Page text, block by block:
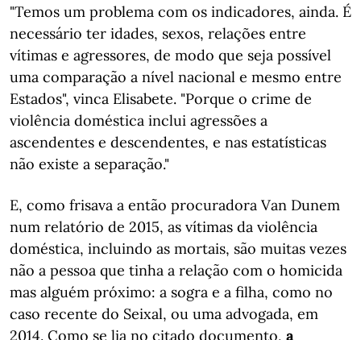
"Temos um problema com os indicadores, ainda. É
necessário ter idades, sexos, relações entre
vítimas e agressores, de modo que seja possível
uma comparação a nível nacional e mesmo entre
Estados", vinca Elisabete. "Porque o crime de
violência doméstica inclui agressões a
ascendentes e descendentes, e nas estatísticas
não existe a separação."
E, como frisava a então procuradora Van Dunem
num relatório de 2015, as vítimas da violência
doméstica, incluindo as mortais, são muitas vezes
não a pessoa que tinha a relação com o homicida
mas alguém próximo: a sogra e a filha, como no
caso recente do Seixal, ou uma advogada, em
2014. Como se lia no citado documento, a